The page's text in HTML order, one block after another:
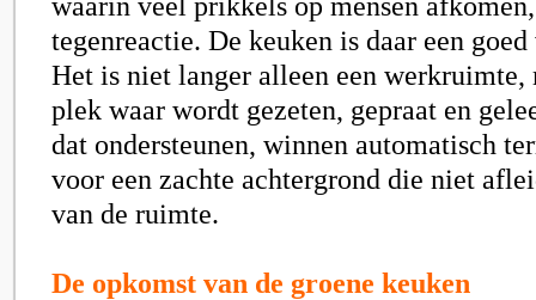
tegenreactie. De keuken is daar een
Het is niet langer alleen een werkruimte,
plek waar wordt gezeten, gepraat en
dat ondersteunen, winnen automatisch
voor een zachte achtergrond die niet
van de ruimte.
De opkomst van de groene keuken